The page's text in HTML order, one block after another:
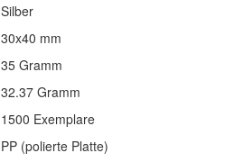
Silber
30x40 mm
35 Gramm
32.37 Gramm
1500 Exemplare
PP (polierte Platte)